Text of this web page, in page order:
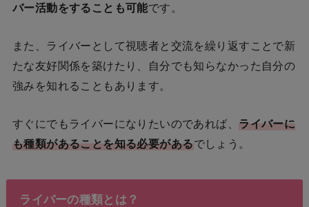
バー活動をすることも可能です。
また、ライバーとして視聴者と交流を繰り返すことで新
たな友好関係を築けたり、自分でも知らなかった自分の
強みを知れることもあります。
すぐにでもライバーになりたいのであれば、 ライバーに
も種類があることを知る必要があるでしょう。
ライバーの種類とは？